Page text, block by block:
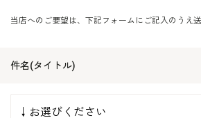
当店へのご要望は、下記フォームにご記入のうえ
件名(タイトル)